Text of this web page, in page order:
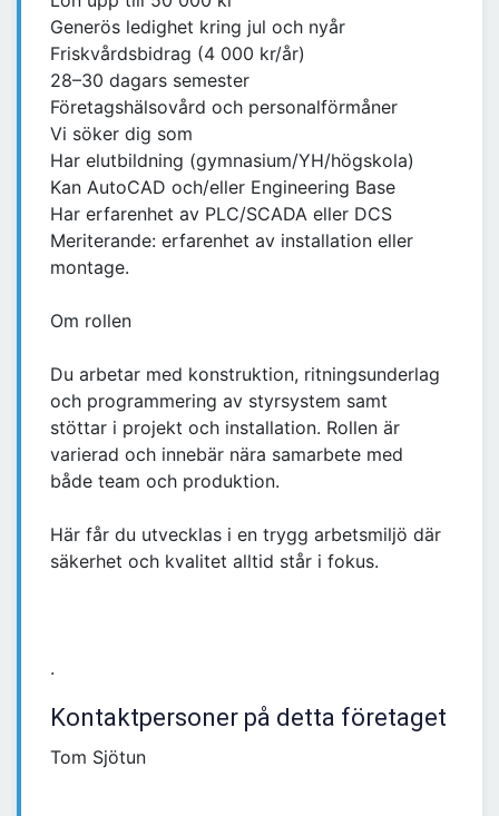
Generös ledighet kring jul och nyår
Friskvårdsbidrag (4 000 kr/år)
28–30 dagars semester
Företagshälsovård och personalförmåner
Vi söker dig som
Har elutbildning (gymnasium/YH/högskola)
Kan AutoCAD och/eller Engineering Base
Har erfarenhet av PLC/SCADA eller DCS
Meriterande: erfarenhet av installation eller
montage.
Om rollen
Du arbetar med konstruktion, ritningsunderlag
och programmering av styrsystem samt
stöttar i projekt och installation. Rollen är
varierad och innebär nära samarbete med
både team och produktion.
Här får du utvecklas i en trygg arbetsmiljö där
säkerhet och kvalitet alltid står i fokus.
.
Kontaktpersoner på detta företaget
Tom Sjötun